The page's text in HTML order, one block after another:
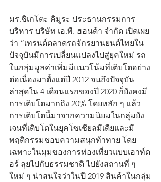
มร.ชิเกโตะ คิมูระ ประธานกรรมการ
บริหาร บริษัท เอ.พี. ฮอนด้า จำกัด เปิดเผย
ว่า “เทรนด์ตลาดรถจักรยานยนต์ไทยใน
ปัจจุบันมีการเปลี่ยนแปลงไปสู่ยุคใหม่ รถ
ในกลุ่มมูลค่าเพิ่มมีแนวโน้มที่เติบโตอย่าง
ต่อเนื่องมาตั้งแต่ปี 2012 จนถึงปัจจุบัน
ล่าสุดใน 4 เดือนแรกของปี 2020 ก็ยังคงมี
การเติบโตมากถึง 20% โดยหลัก ๆ แล้ว
การเติบโตนี้มาจากความนิยมในกลุ่มยัง
เจนที่เติบโตในยุคโซเชียลมีเดียและมี
พฤติกรรมชอบความสนุกท้าทาย โดย
เฉพาะในมุมของการท่องเที่ยวแบบเอาท์ด
อร์ ลุยไปกับธรรมชาติ ไปยังสถานที่ ๆ
ใหม่ ๆ น่าสนใจว่าในปี 2019 สินค้าในกลุ่ม